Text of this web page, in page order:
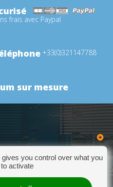
frais avec Paypal
+33(0)321147788
sur mesure
you control over what you
activate